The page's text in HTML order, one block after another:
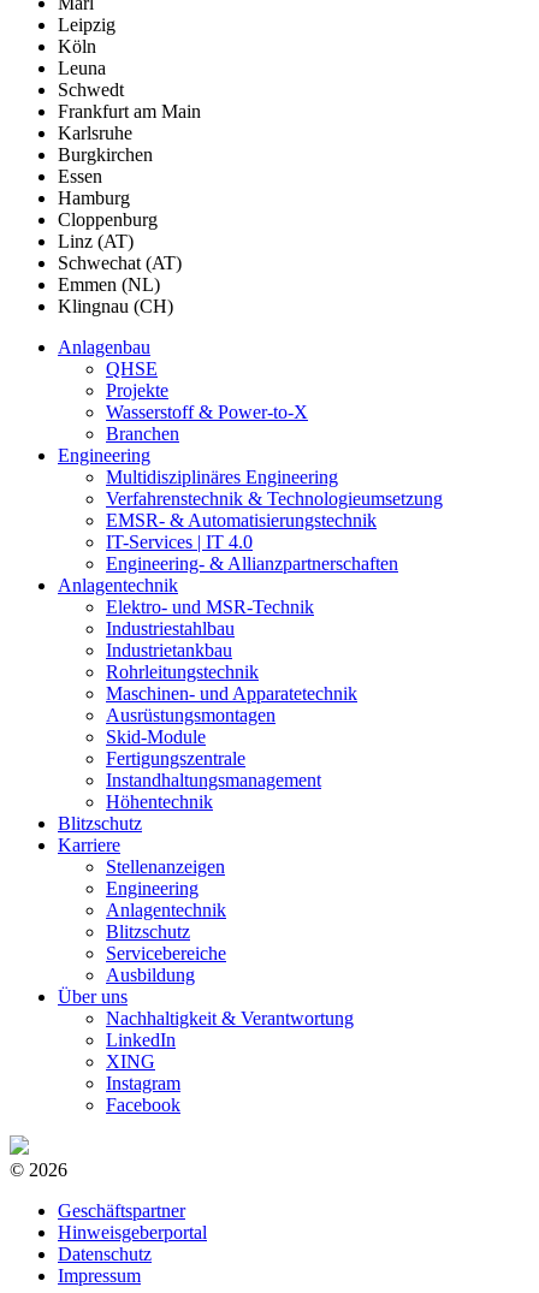
Leipzig
Köln
Leuna
Schwedt
Frankfurt am Main
Karlsruhe
Burgkirchen
Essen
Hamburg
Cloppenburg
Linz (AT)
Schwechat (AT)
Emmen (NL)
Klingnau (CH)
Anlagenbau
QHSE
Projekte
Wasserstoff & Power-to-X
Branchen
Engineering
Multidisziplinäres Engineering
Verfahrenstechnik & Technologieumsetzung
EMSR- & Automatisierungstechnik
IT-Services | IT 4.0
Engineering- & Allianzpartnerschaften
Anlagentechnik
Elektro- und MSR-Technik
Industriestahlbau
Industrietankbau
Rohrleitungstechnik
Maschinen- und Apparatetechnik
Ausrüstungsmontagen
Skid-Module
Fertigungszentrale
Instandhaltungsmanagement
Höhentechnik
Blitzschutz
Karriere
Stellenanzeigen
Engineering
Anlagentechnik
Blitzschutz
Servicebereiche
Ausbildung
Über uns
Nachhaltigkeit & Verantwortung
LinkedIn
XING
Instagram
Facebook
© 2026
Geschäftspartner
Hinweisgeberportal
Datenschutz
Impressum